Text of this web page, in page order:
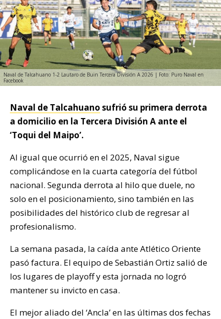
Naval de Talcahuano 1-2 Lautaro de Buin Tercera División A 2026 | Foto: Puro Naval en
Facebook
Naval de Talcahuano sufrió su primera derrota
a domicilio en la Tercera División A ante el
‘Toqui del Maipo’.
Al igual que ocurrió en el 2025, Naval sigue
complicándose en la cuarta categoría del fútbol
nacional. Segunda derrota al hilo que duele, no
solo en el posicionamiento, sino también en las
posibilidades del histórico club de regresar al
profesionalismo.
La semana pasada, la caída ante Atlético Oriente
pasó factura. El equipo de Sebastián Ortiz salió de
los lugares de playoff y esta jornada no logró
mantener su invicto en casa.
El mejor aliado del ‘Ancla’ en las últimas dos fechas